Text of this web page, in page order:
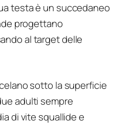
testa è un succedaneo
progettano
al target delle
sotto la superficie
adulti sempre
di vite squallide e